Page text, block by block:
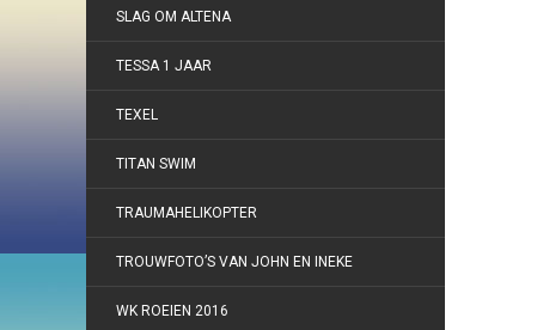
SLAG OM ALTENA
TESSA 1 JAAR
TEXEL
TITAN SWIM
TRAUMAHELIKOPTER
TROUWFOTO’S VAN JOHN EN INEKE
WK ROEIEN 2016